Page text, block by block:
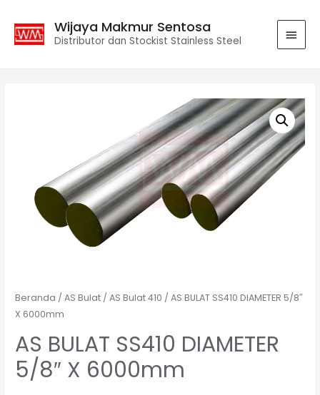
Wijaya Makmur Sentosa
Distributor dan Stockist Stainless Steel
Beranda /AS Bulat /AS Bulat 410 / AS BULAT SS410 DIAMETER 5/8″
X 6000mm
AS BULAT SS410 DIAMETER
5/8″ X 6000mm